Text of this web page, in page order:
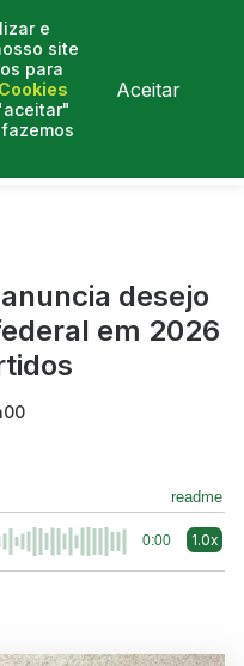
e
site
para
Aceitar
desejo
em 2026
readme
0:00 1.0x